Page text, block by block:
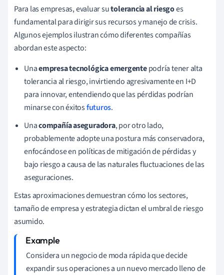
Para las empresas, evaluar sutolerancia al riesgoes
fundamental para dirigir sus recursos y manejo de crisis.
Algunos ejemplos ilustran cómo diferentes compañías
abordan este aspecto:
Unaempresa tecnológica emergentepodría tener alta
tolerancia al riesgo, invirtiendo agresivamente en I+D
para innovar, entendiendo que las pérdidas podrían
minarse con éxitosfuturos.
Unacompañía aseguradora, por otro lado,
probablemente adopte una postura más conservadora,
enfocándose en políticas de mitigación de pérdidas y
bajo riesgo a causa de las naturales fluctuaciones de las
aseguraciones.
Estas aproximaciones demuestran cómo los sectores,
tamaño de empresa y estrategia dictan el umbral de riesgo
asumido.
Considera un negocio de moda rápida que decide
expandir sus operaciones a un nuevo mercado lleno de